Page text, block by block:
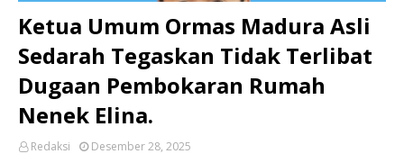
Ketua Umum Ormas Madura Asli
Sedarah Tegaskan Tidak Terlibat
Dugaan Pembokaran Rumah
Nenek Elina.
Redaksi Desember 28, 2025